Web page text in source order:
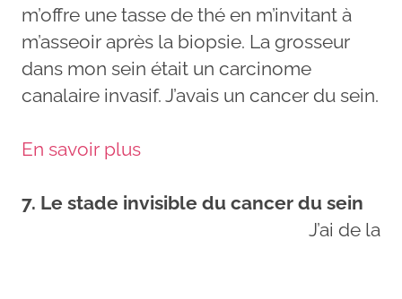
m’offre une tasse de thé en m’invitant à
m’asseoir après la biopsie. La grosseur
dans mon sein était un carcinome
canalaire invasif. J’avais un cancer du sein.
En savoir plus
7. Le stade invisible du cancer du sein
J’ai de la